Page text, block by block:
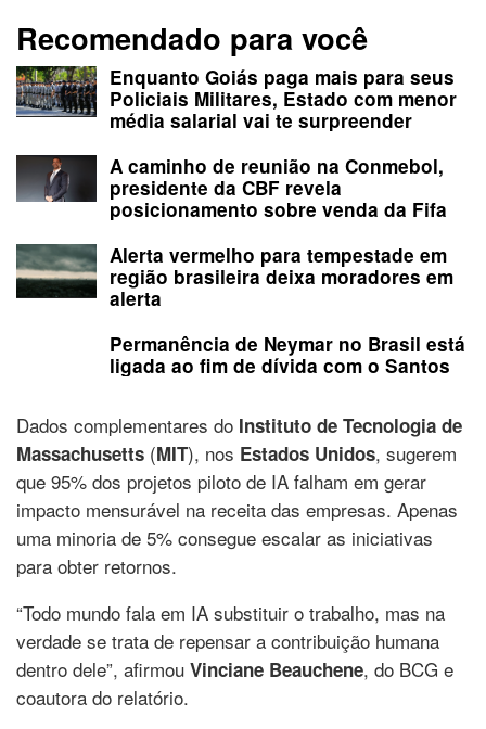
Recomendado para você
Enquanto Goiás paga mais para seus
Policiais Militares, Estado com menor
média salarial vai te surpreender
A caminho de reunião na Conmebol,
presidente da CBF revela
posicionamento sobre venda da Fifa
Alerta vermelho para tempestade em
região brasileira deixa moradores em
alerta
Permanência de Neymar no Brasil está
ligada ao fim de dívida com o Santos
Dados complementares do Instituto de Tecnologia de
Massachusetts (MIT), nos Estados Unidos, sugerem
que 95% dos projetos piloto de IA falham em gerar
impacto mensurável na receita das empresas. Apenas
uma minoria de 5% consegue escalar as iniciativas
para obter retornos.
“Todo mundo fala em IA substituir o trabalho, mas na
verdade se trata de repensar a contribuição humana
dentro dele”, afirmou Vinciane Beauchene, do BCG e
coautora do relatório.